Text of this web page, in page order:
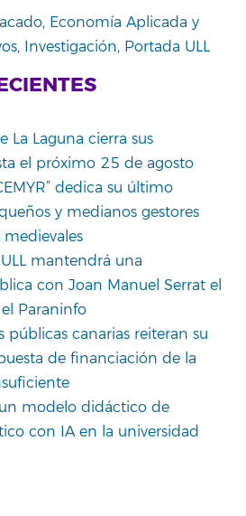
, Economía Aplicada y
, Investigación, Portada ULL
La Laguna cierra sus
el próximo 25 de agosto
dedica su último
y medianos gestores
medievales
mantendrá una
con Joan Manuel Serrat el
Paraninfo
públicas canarias reiteran su
de financiación de la
un modelo didáctico de
con IA en la universidad